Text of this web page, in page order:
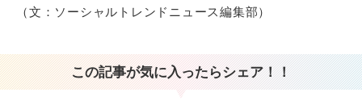
（文：ソーシャルトレンドニュース編集部）
この記事が気に入ったらシェア！！